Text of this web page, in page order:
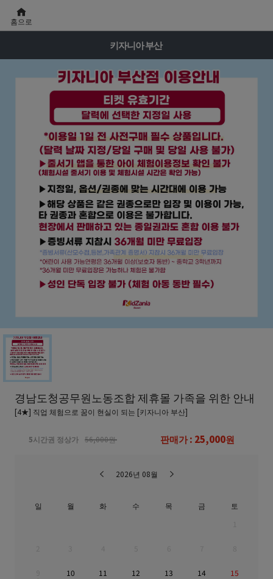
홈으로
키자니아 부산
경남도청공무원노동조합 제휴몰 가족을 위한 안내
[4★] 직업 체험으로 꿈이 현실이 되는 [키자니아 부산]
5시간권 정상가 56,000원 판매가 : 25,000원
2026년 08월
일 월 화 수 목 금
토
10 11 12 13 14 15